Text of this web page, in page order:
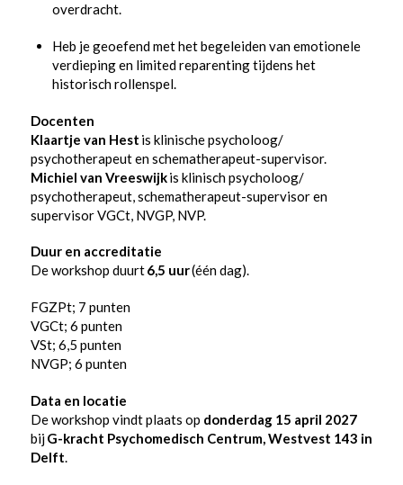
overdracht.
Heb je geoefend met het begeleiden van emotionele
verdieping en limited reparenting tijdens het
historisch rollenspel.
Docenten
Klaartje van Hest is klinische psycholoog/
psychotherapeut en schematherapeut-supervisor.
Michiel van Vreeswijkis klinisch psycholoog/
psychotherapeut, schematherapeut-supervisor en
supervisor VGCt, NVGP, NVP.
Duur en accreditatie
De workshop duurt6,5 uur(één dag).
FGZPt; 7 punten
VGCt; 6 punten
VSt; 6,5 punten
NVGP; 6 punten
Data en locatie
De workshop vindt plaats op donderdag 15 april 2027
bijG-kracht Psychomedisch Centrum, Westvest 143 in
Delft.